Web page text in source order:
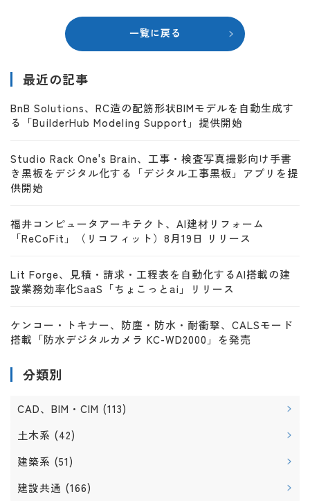
一覧に戻る
最近の記事
BnB Solutions、RC造の配筋形状BIMモデルを自動生成す
る「BuilderHub Modeling Support」提供開始
Studio Rack One's Brain、工事・検査写真撮影向け手書
き黒板をデジタル化する「デジタル工事黒板」アプリを提
供開始
福井コンピュータアーキテクト、AI建材リフォーム
「ReCoFit」（リコフィット）8月19日 リリース
Lit Forge、見積・請求・工程表を自動化するAI搭載の建
設業務効率化SaaS「ちょこっとai」リリース
ケンコー・トキナー、防塵・防水・耐衝撃、CALSモード
搭載「防水デジタルカメラ KC-WD2000」を発売
分類別
CAD、BIM・CIM (113)
土木系 (42)
建築系 (51)
建設共通 (166)